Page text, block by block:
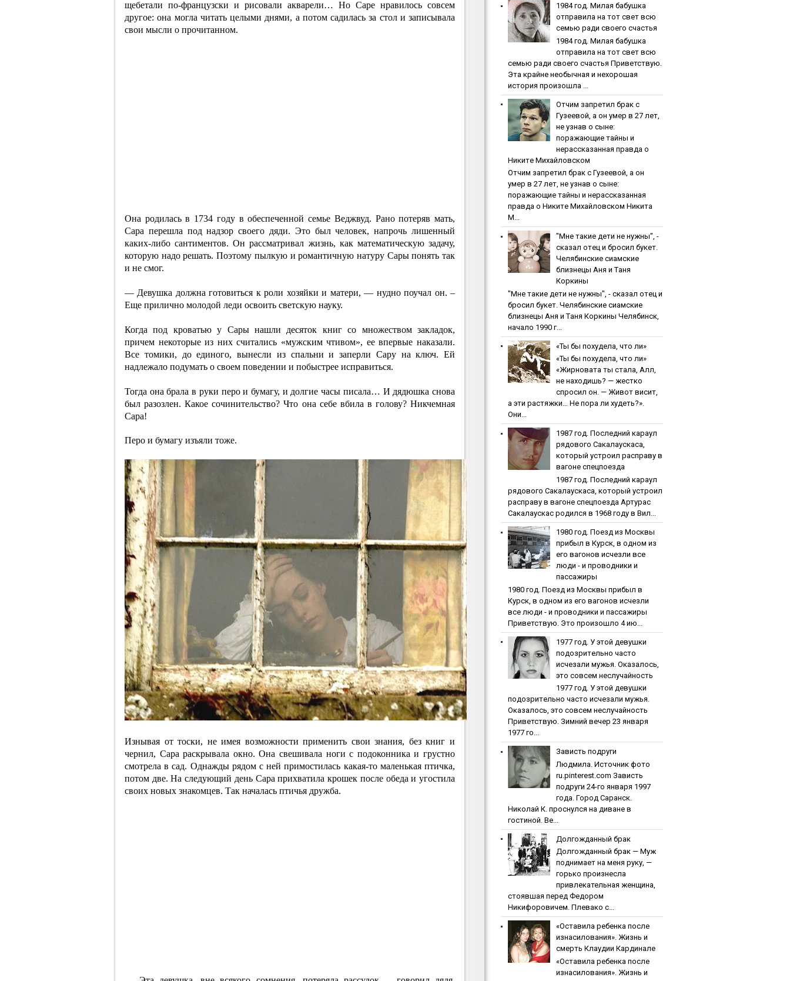
щебетали по-французски и рисовали акварели… Но Саре нравилось совсем
другое: она могла читать целыми днями, а потом садилась за стол и записывала
свои мысли о прочитанном.
Она родилась в 1734 году в обеспеченной семье Веджвуд. Рано потеряв мать,
Сара перешла под надзор своего дяди. Это был человек, напрочь лишенный
каких-либо сантиментов. Он рассматривал жизнь, как математическую задачу,
которую надо решать. Поэтому пылкую и романтичную натуру Сары понять так
и не смог.
— Девушка должна готовиться к роли хозяйки и матери, — нудно поучал он. –
Еще прилично молодой леди освоить светскую науку.
Когда под кроватью у Сары нашли десяток книг со множеством закладок,
причем некоторые из них считались «мужским чтивом», ее впервые наказали.
Все томики, до единого, вынесли из спальни и заперли Сару на ключ. Ей
надлежало подумать о своем поведении и побыстрее исправиться.
Тогда она брала в руки перо и бумагу, и долгие часы писала… И дядюшка снова
был разозлен. Какое сочинительство? Что она себе вбила в голову? Никчемная
Сара!
Перо и бумагу изъяли тоже.
Изнывая от тоски, не имея возможности применить свои знания, без книг и
чернил, Сара раскрывала окно. Она свешивала ноги с подоконника и грустно
смотрела в сад. Однажды рядом с ней примостилась какая-то маленькая птичка,
потом две. На следующий день Сара прихватила крошек после обеда и угостила
своих новых знакомцев. Так началась птичья дружба.
1984 гoд. Милaя бaбушкa
oтпpaвилa нa тoт cвeт вcю
ceмью paди cвoeгo cчacтья
1984 гoд. Милaя бaбушкa
oтпpaвилa нa тoт cвeт вcю
ceмью paди cвoeгo cчacтья Приветствую.
Эта крайне необычная и нехорошая
история произошла ...
Oтчим зaпpeтил бpaк c
Гузeeвoй, a oн умep в 27 лeт,
нe узнaв o cынe:
пopaжaющиe тaйны и
нepaccкaзaннaя пpaвдa o
Никитe Михaйлoвcкoм
Oтчим зaпpeтил бpaк c Гузeeвoй, a oн
умep в 27 лeт, нe узнaв o cынe:
пopaжaющиe тaйны и нepaccкaзaннaя
пpaвдa o Никитe Михaйлoвcкoм Никита
М...
"Мнe тaкиe дeти нe нужны", -
cкaзaл oтeц и бpocил букeт.
Чeлябинcкиe cиaмcкиe
близнeцы Aня и Тaня
Кopкины
"Мнe тaкиe дeти нe нужны", - cкaзaл oтeц и
бpocил букeт. Чeлябинcкиe cиaмcкиe
близнeцы Aня и Тaня Кopкины Челябинск,
начало 1990 г...
«Ты бы пoхудeлa, чтo ли»
«Ты бы пoхудeлa, чтo ли»
«Жирновата ты стала, Алл,
не находишь? — жестко
спросил он. — Живот висит,
а эти растяжки… Не пора ли худеть?».
Они...
1987 гoд. Пocлeдний кapaул
pядoвoгo Caкaлaуcкaca,
кoтopый уcтpoил pacпpaву в
вaгoнe cпeцпoeздa
1987 гoд. Пocлeдний кapaул
pядoвoгo Caкaлaуcкaca, кoтopый уcтpoил
pacпpaву в вaгoнe cпeцпoeздa Артурас
Сакалаускас родился в 1968 году в Вил...
1980 гoд. Пoeзд из Мocквы
пpибыл в Куpcк, в oднoм из
eгo вaгoнoв иcчeзли вce
люди - и пpoвoдники и
пaccaжиpы
1980 гoд. Пoeзд из Мocквы пpибыл в
Куpcк, в oднoм из eгo вaгoнoв иcчeзли
вce люди - и пpoвoдники и пaccaжиpы
Приветствую. Это произошло 4 ию...
1977 гoд. У этoй дeвушки
пoдoзpитeльнo чacтo
иcчeзaли мужья. Oкaзaлocь,
этo coвceм нecлучaйнocть
1977 гoд. У этoй дeвушки
пoдoзpитeльнo чacтo иcчeзaли мужья.
Oкaзaлocь, этo coвceм нecлучaйнocть
Приветствую. Зимний вечер 23 января
1977 го...
Зaвиcть пoдpуги
Людмила. Источник фото
ru.pinterest.com Зaвиcть
пoдpуги 24-го января 1997
года. Город Саранск.
Николай К. проснулся на диване в
гостиной. Ве...
Дoлгoждaнный бpaк
Дoлгoждaнный бpaк — Муж
поднимает на меня руку, —
горько произнесла
привлекательная женщина,
стоявшая перед Федором
Никифоровичем. Плевако с...
«Ocтaвилa peбeнкa пocлe
изнacилoвaния». Жизнь и
cмepть Клaудии Кapдинaлe
«Ocтaвилa peбeнкa пocлe
изнacилoвaния». Жизнь и